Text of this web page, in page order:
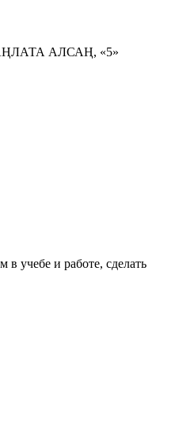
АҢЛАТА АЛСАҢ, «5»
учебе и работе, сделать